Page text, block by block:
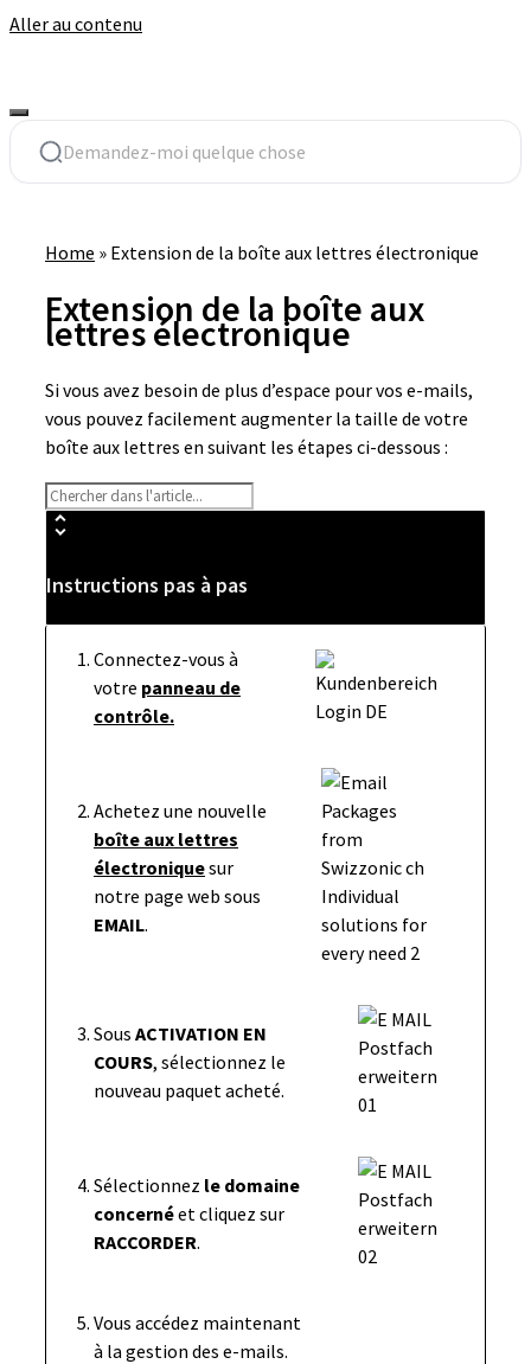
Aller au contenu
Home » Extension de la boîte aux lettres électronique
Extension de la boîte aux
lettres électronique
Si vous avez besoin de plus d’espace pour vos e-mails,
vous pouvez facilement augmenter la taille de votre
boîte aux lettres en suivant les étapes ci-dessous :
Instructions pas à pas
Connectez-vous à
votre panneau de
contrôle.
Achetez une nouvelle
boîte aux lettres
électroniquesur
notre page web sous
EMAIL.
Sous ACTIVATION EN
COURS, sélectionnez le
nouveau paquet acheté.
Sélectionnez le domaine
concernéet cliquez sur
RACCORDER.
Vous accédez maintenant
à la gestion des e-mails.